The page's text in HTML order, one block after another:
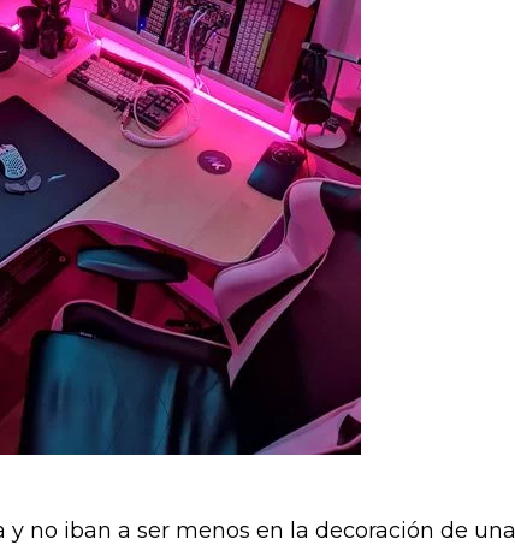
y no iban a ser menos en la decoración de una